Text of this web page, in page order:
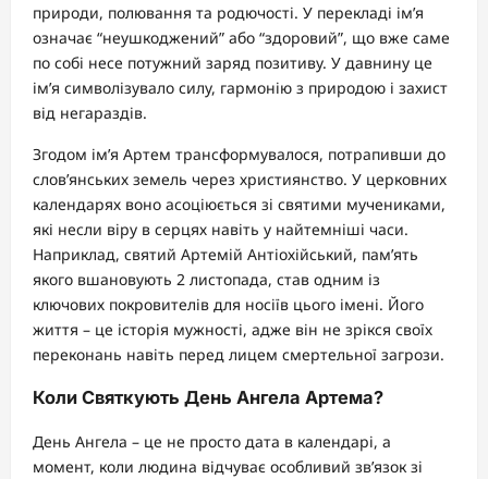
природи, полювання та родючості. У перекладі ім’я
означає “неушкоджений” або “здоровий”, що вже саме
по собі несе потужний заряд позитиву. У давнину це
ім’я символізувало силу, гармонію з природою і захист
від негараздів.
Згодом ім’я Артем трансформувалося, потрапивши до
слов’янських земель через християнство. У церковних
календарях воно асоціюється зі святими мучениками,
які несли віру в серцях навіть у найтемніші часи.
Наприклад, святий Артемій Антіохійський, пам’ять
якого вшановують 2 листопада, став одним із
ключових покровителів для носіїв цього імені. Його
життя – це історія мужності, адже він не зрікся своїх
переконань навіть перед лицем смертельної загрози.
Коли Святкують День Ангела Артема?
День Ангела – це не просто дата в календарі, а
момент, коли людина відчуває особливий зв’язок зі